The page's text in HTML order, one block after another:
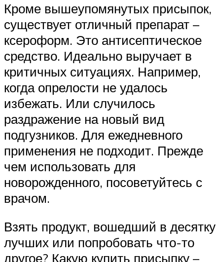
Кроме вышеупомянутых присыпок,
существует отличный препарат –
ксероформ. Это антисептическое
средство. Идеально выручает в
критичных ситуациях. Например,
когда опрелости не удалось
избежать. Или случилось
раздражение на новый вид
подгузников. Для ежедневного
применения не подходит. Прежде
чем использовать для
новорожденного, посоветуйтесь с
врачом.
Взять продукт, вошедший в десятку
лучших или попробовать что-то
другое? Какую купить присыпку –